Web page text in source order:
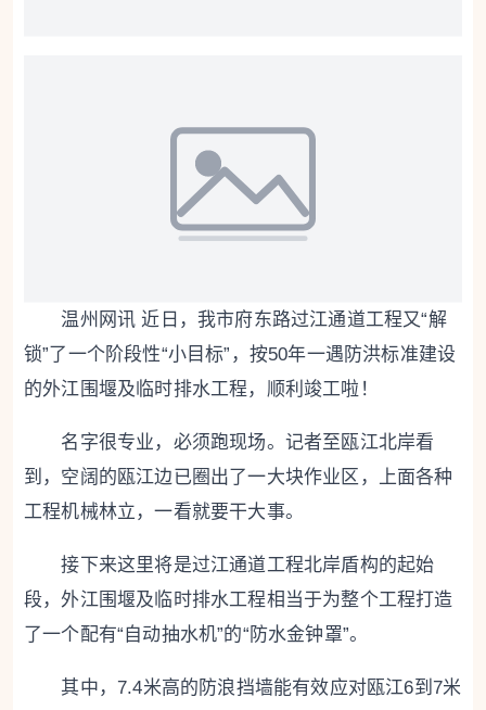
温州网讯 近日，我市府东路过江通道工程又“解
锁”了一个阶段性“小目标”，按50年一遇防洪标准建设
的外江围堰及临时排水工程，顺利竣工啦！
名字很专业，必须跑现场。记者至瓯江北岸看
到，空阔的瓯江边已圈出了一大块作业区，上面各种
工程机械林立，一看就要干大事。
接下来这里将是过江通道工程北岸盾构的起始
段，外江围堰及临时排水工程相当于为整个工程打造
了一个配有“自动抽水机”的“防水金钟罩”。
其中，7.4米高的防浪挡墙能有效应对瓯江6到7米